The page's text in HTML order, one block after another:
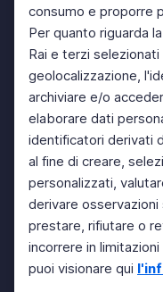
consumo e proporre
Per quanto riguarda
Rai e terzi
geolocalizzazione,
archiviare e/o
elaborare dati
identificatori derivati
al fine di creare,
personalizzati,
derivare
prestare, rifiutare o
incorrere in
puoi visionare qui